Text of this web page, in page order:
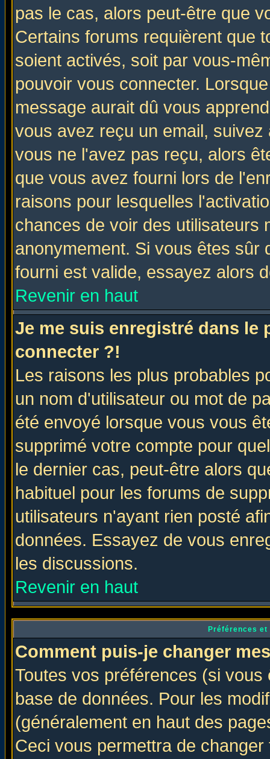
pas le cas, alors peut-être que
Certains forums requièrent que
soient activés, soit par vous-
pouvoir vous connecter.
message aurait dû vous
vous avez reçu un email,
vous ne l'avez pas reçu, alors
que vous avez fourni lors de
raisons pour lesquelles
chances de voir des utilisateurs
anonymement. Si vous êtes sûr
fourni est valide, essayez alors
Revenir en haut
Je me suis enregistré dans le
connecter ?!
Les raisons les plus probables
un nom d'utilisateur ou mot de
été envoyé lorsque vous vous
supprimé votre compte pour
le dernier cas, peut-être alors
habituel pour les forums de
utilisateurs n'ayant rien posté
données. Essayez de vous
les discussions.
Revenir en haut
Préférences
Comment puis-je changer
Toutes vos préférences (si
base de données. Pour les
(généralement en haut des
Ceci vous permettra de